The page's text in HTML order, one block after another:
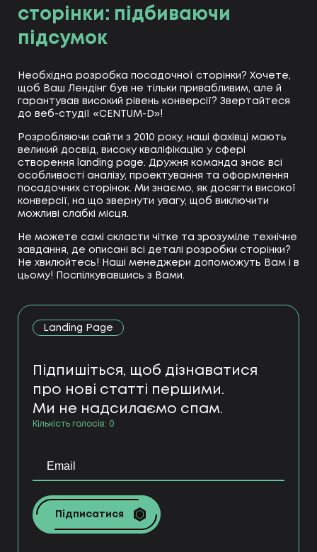
сторінки: підбиваючи
підсумок
Необхідна розробка посадочної сторінки? Хочете,
щоб Ваш Лендінг був не тільки привабливим, але й
гарантував високий рівень конверсії? Звертайтеся
до веб-студії «CENTUM-D»!
Розробляючи сайти з 2010 року, наші фахівці мають
великий досвід, високу кваліфікацію у сфері
створення landing page. Дружня команда знає всі
особливості аналізу, проектування та оформлення
посадочних сторінок. Ми знаємо, як досягти високої
конверсії, на що звернути увагу, щоб виключити
можливі слабкі місця.
Не можете самі скласти чітке та зрозуміле технічне
завдання, де описані всі деталі розробки сторінки?
Не хвилюйтесь! Наші менеджери допоможуть Вам і в
цьому! Поспілкувавшись з Вами.
Landing Page
Підпишіться, щоб дізнаватися
про нові статті першими.
Ми не надсилаємо спам.
Кількість голосів: 0
Підписатися